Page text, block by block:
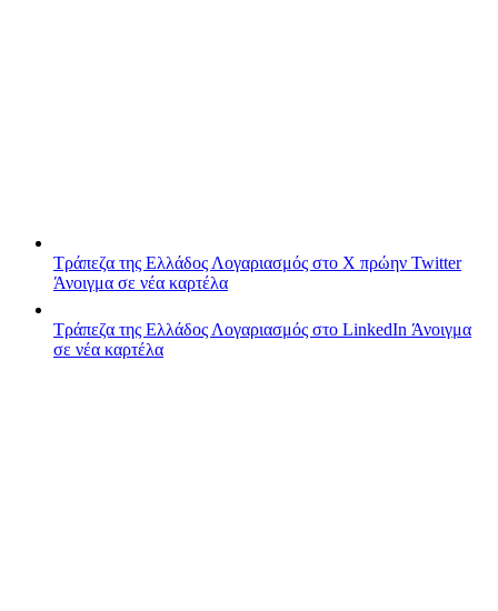
Τράπεζα της Ελλάδος Λογαριασμός στο X πρώην Twitter
Άνοιγμα σε νέα καρτέλα
Τράπεζα της Ελλάδος Λογαριασμός στο LinkedIn Άνοιγμα
σε νέα καρτέλα